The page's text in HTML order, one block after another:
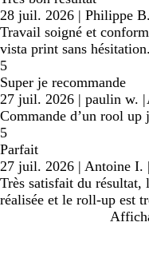
28 juil. 2026 | Philippe B.
Travail soigné et
vista print sans hésitation.
5
Super je recommande
27 juil. 2026 | paulin w. |
Commande d’un rool
5
Parfait
27 juil. 2026 | Antoine I. |
Très satisfait du résultat,
réalisée et le roll-up est